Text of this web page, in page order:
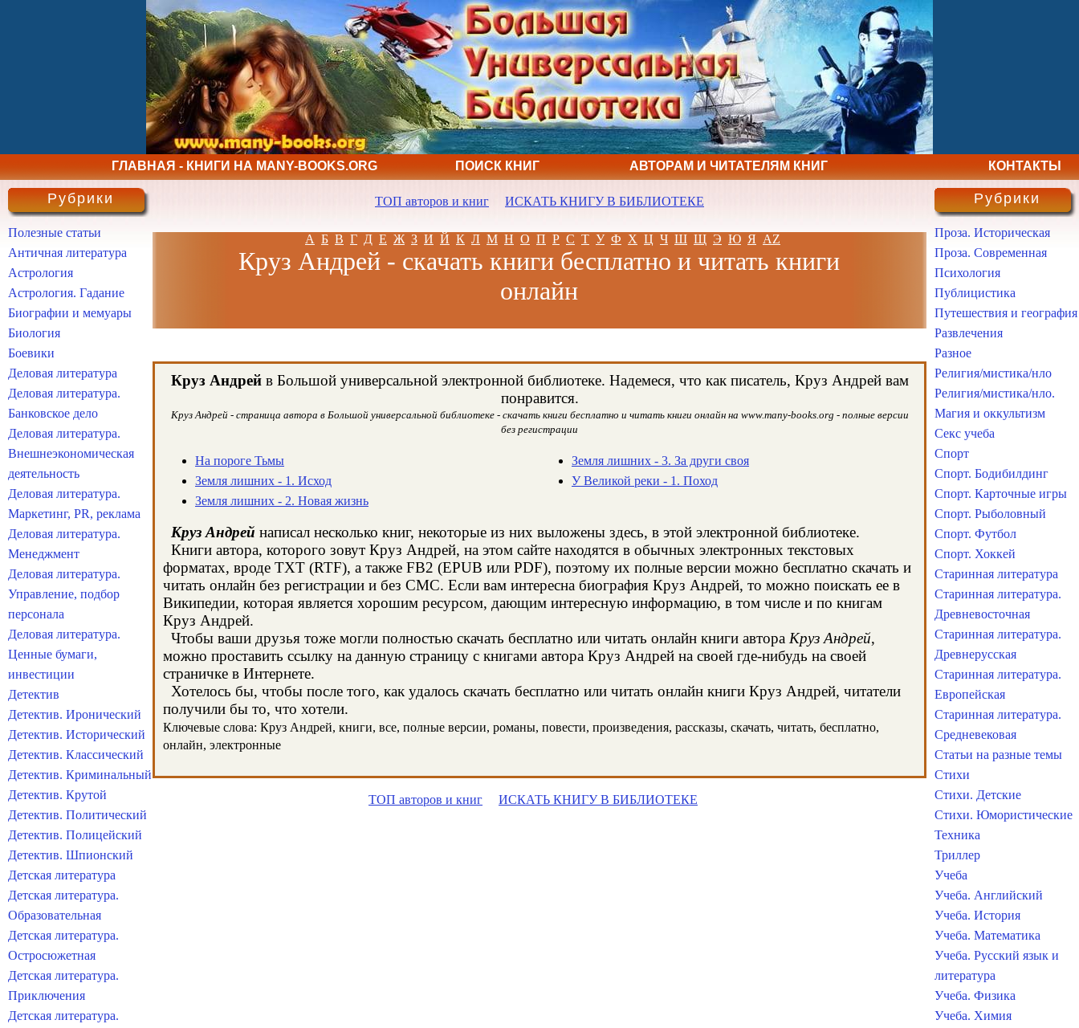
ГЛАВНАЯ - КНИГИ НА MANY-BOOKS.ORG ПОИСК КНИГ АВТОРАМ И ЧИТАТЕЛЯМ КНИГ КОНТАКТЫ
ТОП авторов и книг ИСКАТЬ КНИГУ В БИБЛИОТЕКЕ
А Б В Г Д Е Ж З И Й К Л М Н О П Р С Т У Ф Х Ц Ч Ш Щ Э Ю Я AZ
Круз Андрей - скачать книги бесплатно и читать книги
онлайн
Круз Андрейв Большой универсальной электронной библиотеке. Надемеся, что как писатель, Круз Андрей вам
понравится.
Круз Андрей - страница автора в Большой универсальной библиотеке - скачать книги бесплатно и читать книги онлайн на www.many-books.org - полные версии
без регистрации
На пороге Тьмы
Земля лишних - 1. Исход
Земля лишних - 2. Новая жизнь
Земля лишних - 3. За други своя
У Великой реки - 1. Поход
Круз Андрей написал несколько книг, некоторые из них выложены здесь, в этой электронной библиотеке.
Книги автора, которого зовут Круз Андрей, на этом сайте находятся в обычных электронных текстовых
форматах, вроде TXT (RTF), а также FB2 (EPUB или PDF), поэтому их полные версии можно бесплатно скачать и
читать онлайн без регистрации и без СМС. Если вам интересна биография Круз Андрей, то можно поискать ее в
Википедии, которая является хорошим ресурсом, дающим интересную информацию, в том числе и по книгам
Круз Андрей.
Чтобы ваши друзья тоже могли полностью скачать бесплатно или читать онлайн книги автора Круз Андрей,
можно проставить ссылку на данную страницу с книгами автора Круз Андрей на своей где-нибудь на своей
страничке в Интернете.
Хотелось бы, чтобы после того, как удалось скачать бесплатно или читать онлайн книги Круз Андрей, читатели
получили бы то, что хотели.
Ключевые слова: Круз Андрей, книги, все, полные версии, романы, повести, произведения, рассказы, скачать, читать, бесплатно,
онлайн, электронные
ТОП авторов и книг ИСКАТЬ КНИГУ В БИБЛИОТЕКЕ
Рубрики
Полезные статьи
Античная литература
Астрология
Астрология. Гадание
Биографии и мемуары
Биология
Боевики
Деловая литература
Деловая литература.
Банковское дело
Деловая литература.
Внешнеэкономическая
деятельность
Деловая литература.
Маркетинг, PR, реклама
Деловая литература.
Менеджмент
Деловая литература.
Управление, подбор
персонала
Деловая литература.
Ценные бумаги,
инвестиции
Детектив
Детектив. Иронический
Детектив. Исторический
Детектив. Классический
Детектив. Криминальный
Детектив. Крутой
Детектив. Политический
Детектив. Полицейский
Детектив. Шпионский
Детская литература
Детская литература.
Образовательная
Детская литература.
Остросюжетная
Детская литература.
Приключения
Детская литература.
Рубрики
Проза. Историческая
Проза. Современная
Психология
Публицистика
Путешествия и география
Развлечения
Разное
Религия/мистика/нло
Религия/мистика/нло.
Магия и оккультизм
Секс учеба
Спорт
Спорт. Бодибилдинг
Спорт. Карточные игры
Спорт. Рыболовный
Спорт. Футбол
Спорт. Хоккей
Старинная литература
Старинная литература.
Древневосточная
Старинная литература.
Древнерусская
Старинная литература.
Европейская
Старинная литература.
Средневековая
Статьи на разные темы
Стихи
Стихи. Детские
Стихи. Юмористические
Техника
Триллер
Учеба
Учеба. Английский
Учеба. История
Учеба. Математика
Учеба. Русский язык и
литература
Учеба. Физика
Учеба. Химия